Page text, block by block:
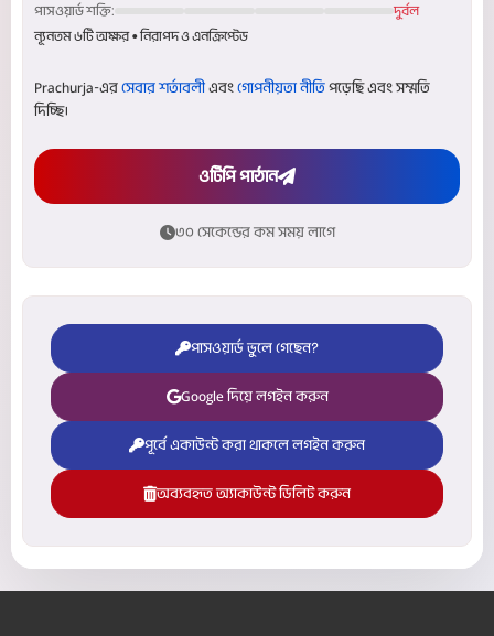
পাসওয়ার্ড শক্তি:
দুর্বল
ন্যূনতম ৬টি অক্ষর • নিরাপদ ও এনক্রিপ্টেড
Prachurja-এরসেবার শর্তাবলীএবংগোপনীয়তা নীতিপড়েছি এবং সম্মতি
দিচ্ছি।
ওটিপি পাঠান
৩০ সেকেন্ডের কম সময় লাগে
পাসওয়ার্ড ভুলে গেছেন?
Google দিয়ে লগইন করুন
পূর্বে একাউন্ট করা থাকলে লগইন করুন
অব্যবহৃত অ্যাকাউন্ট ডিলিট করুন